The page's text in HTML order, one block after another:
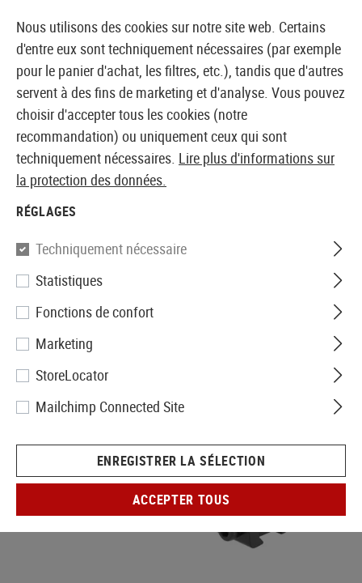
BOUTIQUE ET GROSSISTE EUROPÉEN AIRSOFT
Accueil Accessoires d'Airsoft Pièces et accéssoires
Leapers
25.4mm Airgun Mount Base
Medium
Nous utilisons des cookies sur notre site web. Certains
d'entre eux sont techniquement nécessaires (par exemple
pour le panier d'achat, les filtres, etc.), tandis que d'autres
servent à des fins de marketing et d'analyse. Vous pouvez
choisir d'accepter tous les cookies (notre
recommandation) ou uniquement ceux qui sont
techniquement nécessaires. Lire plus d'informations sur
la protection des données.
RÉGLAGES
Techniquement nécessaire
Statistiques
Fonctions de confort
Marketing
StoreLocator
Mailchimp Connected Site
ENREGISTRER LA SÉLECTION
ACCEPTER TOUS